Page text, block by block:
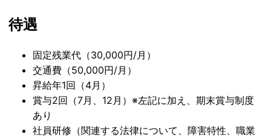
待遇
固定残業代（30,000円/月）
交通費（50,000円/月）
昇給年1回（4月）
賞与2回（7月、12月）※左記に加え、期末賞与制度
あり
社員研修（関連する法律について、障害特性、職業